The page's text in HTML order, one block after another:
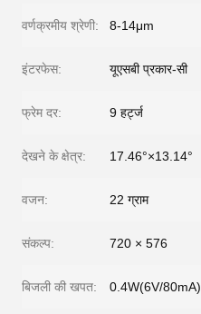
वर्णक्रमीय श्रेणी: 8-14μm
इंटरफेस: यूएसबी प्रकार-सी
फ्रेम दर: 9 हर्ट्ज
देखने के क्षेत्र: 17.46°×13.14°
वजन: 22 ग्राम
संकल्प: 720 × 576
बिजली की खपत: 0.4W(6V/80mA)